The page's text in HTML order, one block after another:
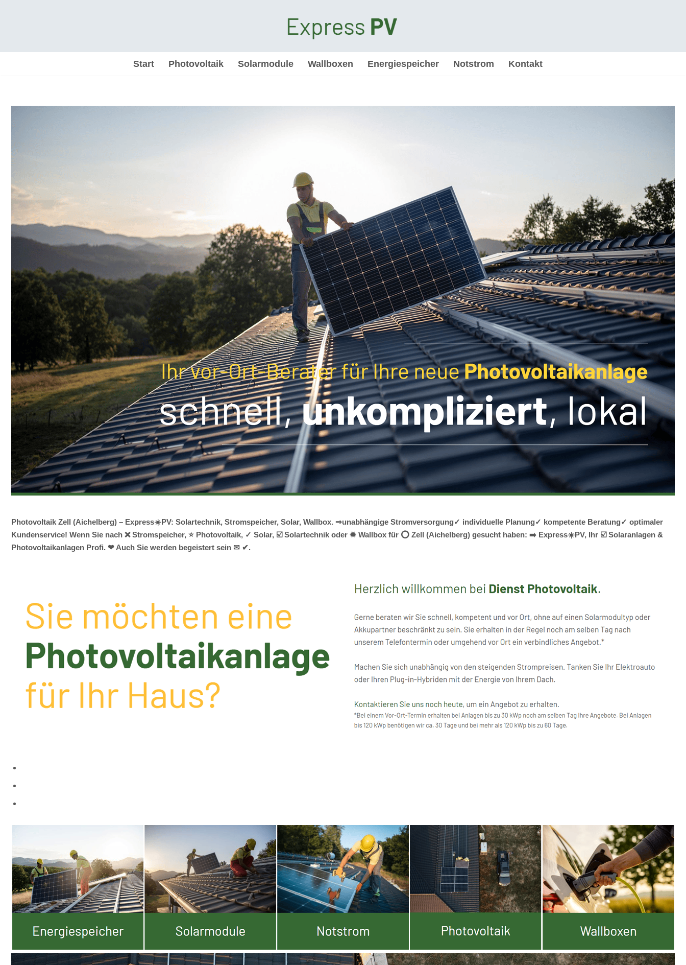
springen
Start Photovoltaik Solarmodule Wallboxen Energiespeicher Notstrom Kontakt
Photovoltaik Zell (Aichelberg) – Express☀️PV️: Solartechnik, Stromspeicher, Solar, Wallbox. ⇒unabhängige Stromversorgung✓ individuelle Planung✓ kompetente Beratung✓ optimaler
Kundenservice! Wenn Sie nach ❌ Stromspeicher, ⭐ Photovoltaik, ✓ Solar, ☑️ Solartechnik oder ✹ Wallbox für ⭕ Zell (Aichelberg) gesucht haben: ➡️ Express☀️PV️, Ihr ☑️ Solaranlagen &
Photovoltaikanlagen Profi. ❤ Auch Sie werden begeistert sein ✉ ✔.